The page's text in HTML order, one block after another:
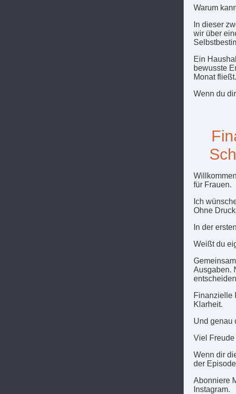
Warum
In dieser
wir über
Ein
bewusste
Monat fließt.
Wenn du
für Frauen.
Ich
Ohne
In der
Weißt du
Ausgaben.
Finanzielle
Klarheit.
Und genau
Viel
Wenn dir
der
Abonniere
Instagram.